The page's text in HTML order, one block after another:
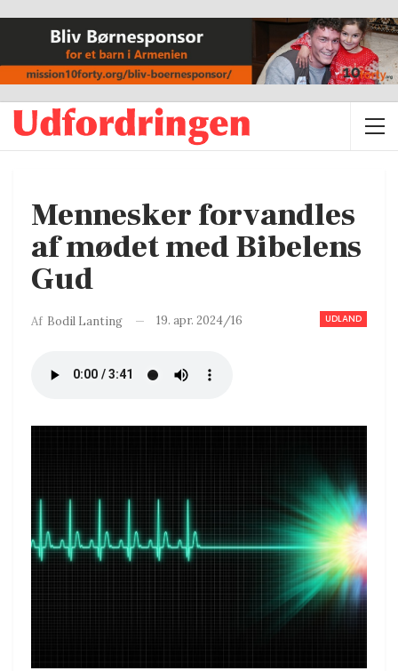
Mennesker forvandles
af mødet med Bibelens
Gud
UDLAND
Af Bodil Lanting 19. apr. 2024/16